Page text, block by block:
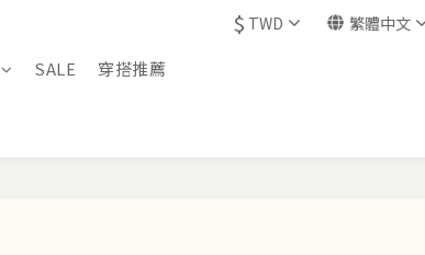
$ TWD 繁體中文
SALE 穿搭推薦